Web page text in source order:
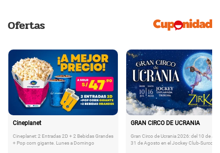
Ofertas
Cineplanet
Cineplanet: 2 Entradas 2D + 2 Bebidas Grandes
+ Pop corn gigante. Lunes a Domingo
GRAN CIRCO DE UCRANIA
Gran Circo de Ucrania 2026: del 10 de
31 de Agosto en el Jockey Club-Surco